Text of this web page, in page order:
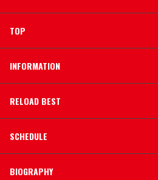
TOP
INFORMATION
RELOAD BEST
SCHEDULE
BIOGRAPHY